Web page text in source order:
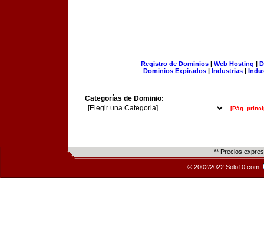
Registro de Dominios| Web Hosting |
Dominios Expirados | Industrias |
Categorías de Dominio:
[Pág.
** Precios
© 2002/2022 Solo10.com